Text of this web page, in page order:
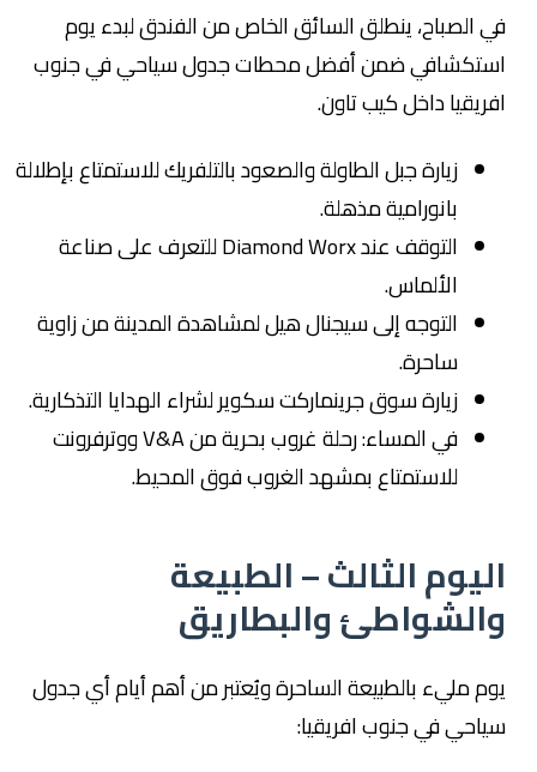
في الصباح، ينطلق السائق الخاص من الفندق لبدء يوم
استكشافي ضمن أفضل محطات جدول سياحي في جنوب
افريقيا داخل كيب تاون.
زيارة جبل الطاولة والصعود بالتلفريك للاستمتاع بإطلالة
بانورامية مذهلة.
التوقف عند Diamond Worx للتعرف على صناعة
الألماس.
التوجه إلى سيجنال هيل لمشاهدة المدينة من زاوية
ساحرة.
زيارة سوق جرينماركت سكوير لشراء الهدايا التذكارية.
في المساء: رحلة غروب بحرية من V&A ووترفرونت
للاستمتاع بمشهد الغروب فوق المحيط.
اليوم الثالث – الطبيعة
والشواطئ والبطاريق
يوم مليء بالطبيعة الساحرة ويُعتبر من أهم أيام أي جدول
سياحي في جنوب افريقيا: